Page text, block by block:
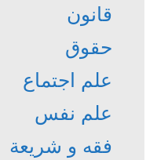
قانون
حقوق
علم اجتماع
علم نفس
فقه و شريعة